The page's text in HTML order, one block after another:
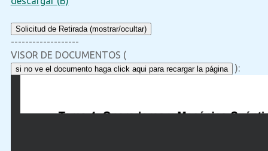
Solicitud de Retirada (mostrar/ocultar)
-------------------
VISOR DE DOCUMENTOS (
si no ve el documento haga click aqui para recargar la página ):